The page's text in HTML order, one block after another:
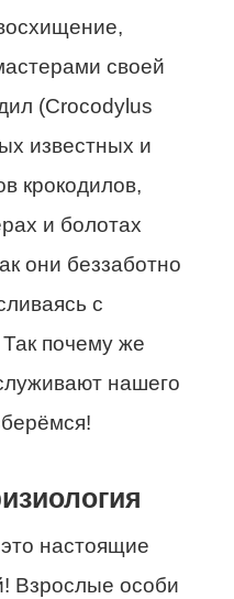
своей
(Crocodylus
известных и
крокодилов,
и болотах
они беззаботно
с
почему же
нашего
настоящие
Взрослые особи